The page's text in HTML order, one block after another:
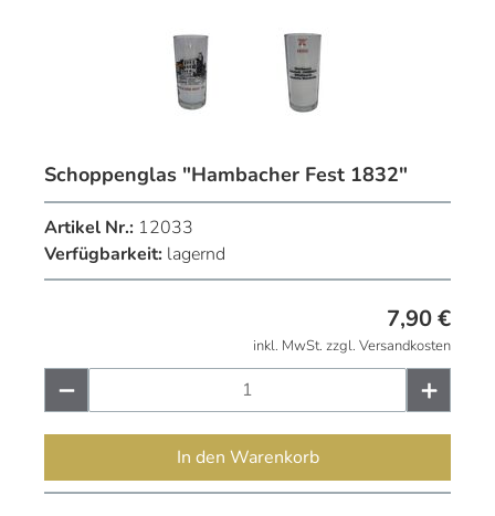
Schoppenglas "Hambacher Fest 1832"
Artikel Nr.: 12033
Verfügbarkeit: lagernd
7,90€
inkl. MwSt. zzgl. Versandkosten
In den Warenkorb